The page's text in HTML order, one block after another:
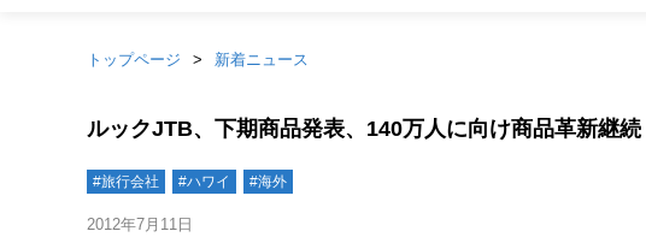
トップページ 新着ニュース
ルックJTB、下期商品発表、140万人に向け商品革新継続
#旅行会社 #ハワイ #海外
2012年7月11日